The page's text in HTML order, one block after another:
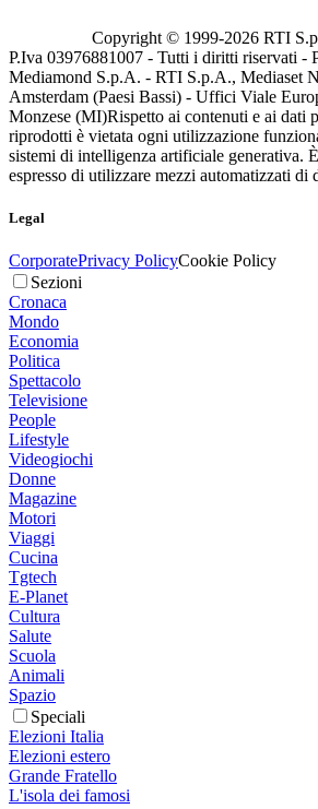
Copyright © 1999-2026 RTI
P.Iva 03976881007 - Tutti i diritti riservati -
Mediamond S.p.A. - RTI S.p.A., Mediaset
Amsterdam (Paesi Bassi) - Uffici Viale
Monzese (MI)Rispetto ai contenuti e ai dati
riprodotti è vietata ogni utilizzazione
sistemi di intelligenza artificiale generativa.
espresso di utilizzare mezzi automatizzati di
Legal
CorporatePrivacy PolicyCookie Policy
Sezioni
Cronaca
Mondo
Economia
Politica
Spettacolo
Televisione
People
Lifestyle
Videogiochi
Donne
Magazine
Motori
Viaggi
Cucina
Tgtech
E-Planet
Cultura
Salute
Scuola
Animali
Spazio
Speciali
Elezioni Italia
Elezioni estero
Grande Fratello
L'isola dei famosi